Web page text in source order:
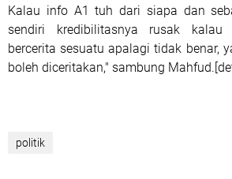
Kalau info A1 tuh dari siapa dan
sendiri kredibilitasnya rusak
bercerita sesuatu apalagi tidak benar,
boleh diceritakan," sambung
politik